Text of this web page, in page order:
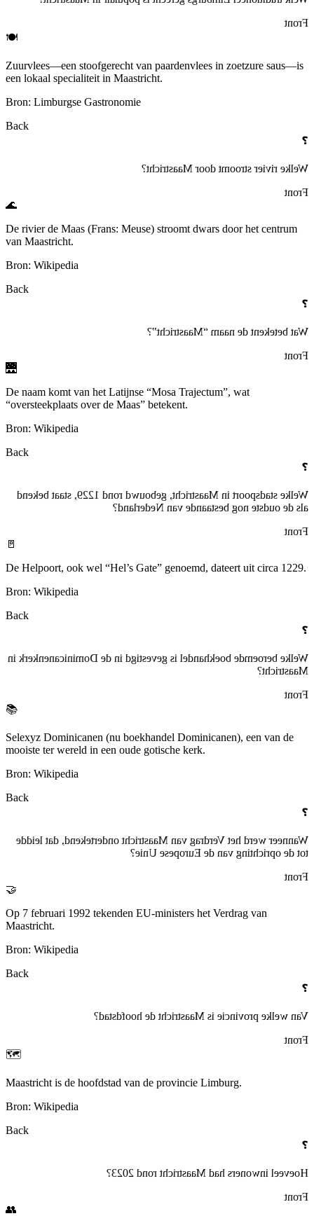
Front
🍽️
Zuurvlees—een stoofgerecht van paardenvlees in zoetzure saus—is
een lokaal specialiteit in Maastricht.
Bron: Limburgse Gastronomie
Back
❓
Welke rivier stroomt door Maastricht?
Front
🌊
De rivier de Maas (Frans: Meuse) stroomt dwars door het centrum
van Maastricht.
Bron: Wikipedia
Back
❓
Wat betekent de naam “Maastricht”?
Front
🌉
De naam komt van het Latijnse “Mosa Trajectum”, wat
“oversteekplaats over de Maas” betekent.
Bron: Wikipedia
Back
❓
Welke stadspoort in Maastricht, gebouwd rond 1229, staat bekend
als de oudste nog bestaande van Nederland?
Front
🚪
De Helpoort, ook wel “Hel’s Gate” genoemd, dateert uit circa 1229.
Bron: Wikipedia
Back
❓
Welke beroemde boekhandel is gevestigd in de Dominicanenkerk in
Maastricht?
Front
📚
Selexyz Dominicanen (nu boekhandel Dominicanen), een van de
mooiste ter wereld in een oude gotische kerk.
Bron: Wikipedia
Back
❓
Wanneer werd het Verdrag van Maastricht ondertekend, dat leidde
tot de oprichting van de Europese Unie?
Front
🤝
Op 7 februari 1992 tekenden EU-ministers het Verdrag van
Maastricht.
Bron: Wikipedia
Back
❓
Van welke provincie is Maastricht de hoofdstad?
Front
🗺️
Maastricht is de hoofdstad van de provincie Limburg.
Bron: Wikipedia
Back
❓
Hoeveel inwoners had Maastricht rond 2023?
Front
👥